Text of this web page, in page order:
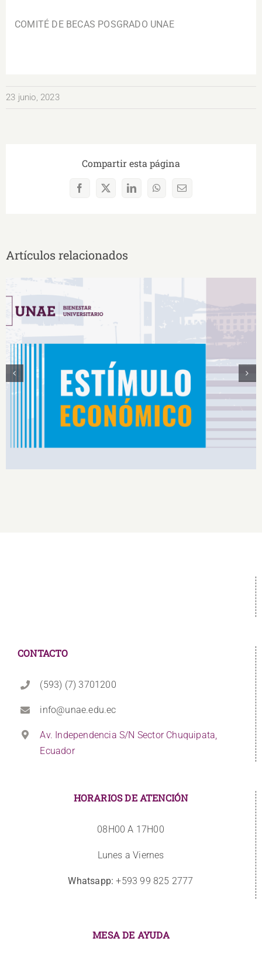
COMITÉ DE BECAS POSGRADO UNAE
23 junio, 2023
Compartir esta página
Facebook
X LinkedInWhatsAppCorreo
Artículos relacionados
Estímulos Económicos para Deportistas de Alto
Rendimiento IS2026
CONTACTO
(593) (7) 3701200
info@unae.edu.ec
Av. Independencia S/N Sector Chuquipata,
Ecuador
HORARIOS DE ATENCIÓN
08H00 A 17H00
Lunes a Viernes
Whatsapp: +593 99 825 2777
MESA DE AYUDA